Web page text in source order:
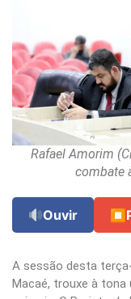
Rafael Amorim
combate
Ouvir ⏹
A sessão desta
Macaé, trouxe à